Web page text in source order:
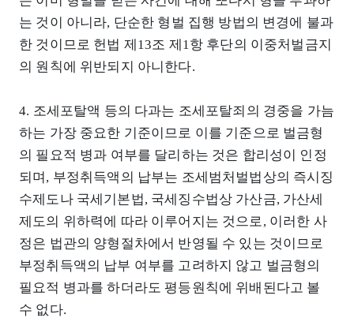
는 것이 아니라, 단순한 형벌 집행 방법의 변경에 불과
한 것이므로 헌법 제13조 제1항 후단의 이중처벌금지
의 원칙에 위반되지 아니한다.
4. 조세포탈액 등의 다과는 조세포탈죄의 경중을 가늠
하는 가장 중요한 기준이므로 이를 기준으로 벌금형
의 필요적 병과 여부를 달리하는 것은 합리성이 인정
되며, 부정취득액의 납부는 조세범처벌법상의 즉시징
수제도나 국세기본법, 국세징수법상 가산금, 가산세
제도의 위하력에 따라 이루어지는 것으로, 이러한 사
정은 법관의 양형절차에서 반영될 수 있는 것이므로
부정취득액의 납부 여부를 고려하지 않고 벌금형의
필요적 병과를 하더라도 평등원칙에 위배된다고 볼
수 없다.